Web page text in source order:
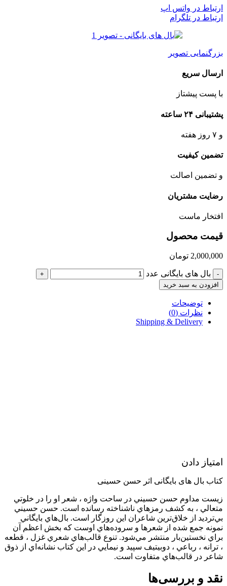
ارتباط در واتس اپ
ارتباط در تلگرام
بزرگنمایی تصویر
ارسال سریع
با پست پیشتاز
پشتیبانی ۲۴ ساعته
و ۷ روز هفته
تضمین کیفیت
و تضمین اصالت
رضایت مشتریان
افتخار ماست
قیمت محصول
2,000,000 تومان
- بال های بایگانی عدد
+
افزودن به سبد خرید
توضیحات
نظرات (0)
Shipping & Delivery
امتیاز دادن
کتاب بال های بایگانی اثر حسن حسینی
زيست مداوم حسن حسيني در ساحت واژه ، شعر او را در خلوتي
متعالي ، به كشف رمزهاي ناشناخته رسانده است. حسن حسيني
بي‌ترديد از خلاق‌ترين شاعران اين روزگار است. بال‌هاي بايگاني
نمونه جمع شده از شعرها و سروده‌هاي اوست كه بخش اعظم آن
براي نخستين‌بار منتشر مي‌شود. تنوع قالب‌هاي شعري غزل ، قطعه
، ترانه ، رباعي ، دوبيتيف سپيد و نيمايي در اين كتاب نشانه‌اي از ذوق
شاعر در قالب‌هاي متفاوت است.
نقد و بررسی‌ها